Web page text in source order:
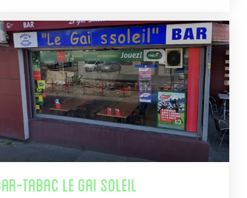
Tabac Le Gai Soleil